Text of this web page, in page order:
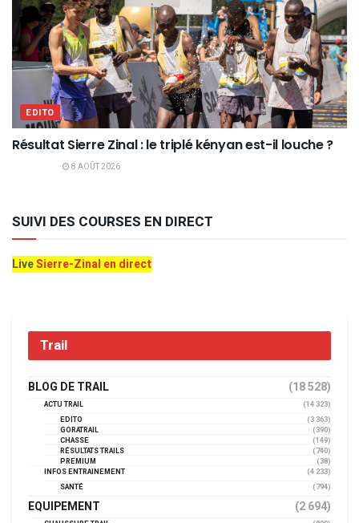
EDITO
Résultat Sierre Zinal : le triplé kényan est-il louche ?
8 AOÛT 2026
SUIVI DES COURSES EN DIRECT
LiveSierre-Zinal en direct
Trail
BLOG DE TRAIL (18 528)
ACTU TRAIL
(14 323)
EDITO
(3 363)
GORATRAIL
(390)
CHASSE
(149)
RÉSULTATS TRAILS
(740)
PREMIUM
(38)
INFOS ENTRAINEMENT
(4 233)
SANTÉ
(794)
EQUIPEMENT (2 694)